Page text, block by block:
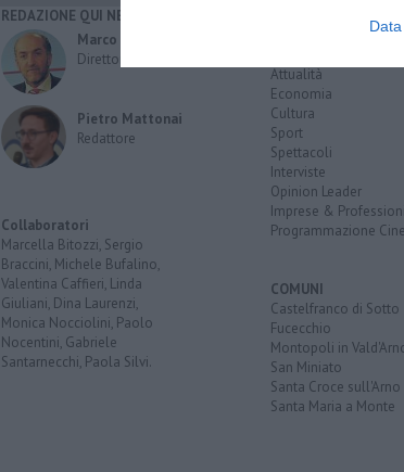
REDAZIONE QUI NEWS
Marco Migli
Direttore Responsabile
Pietro Mattonai
Redattore
Collaboratori
Marcella Bitozzi, Sergio
Braccini, Michele Bufalino,
Valentina Caffieri, Linda
Giuliani, Dina Laurenzi,
Monica Nocciolini, Paolo
Nocentini, Gabriele
Santarnecchi, Paola Silvi.
Attualità
Economia
Cultura
Sport
Spettacoli
Interviste
Opinion Leader
Imprese & Professioni
Programmazione
COMUNI
Castelfranco di Sotto
Fucecchio
Montopoli in
San Miniato
Santa Croce sull'Arno
Santa Maria a Monte